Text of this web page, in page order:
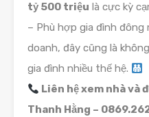
tỷ 500 triệu là cực kỳ
– Phù hợp gia đình đông
doanh, đây cũng là
gia đình nhiều thế hệ.
Liên hệ xem nhà
Thanh Hằng –